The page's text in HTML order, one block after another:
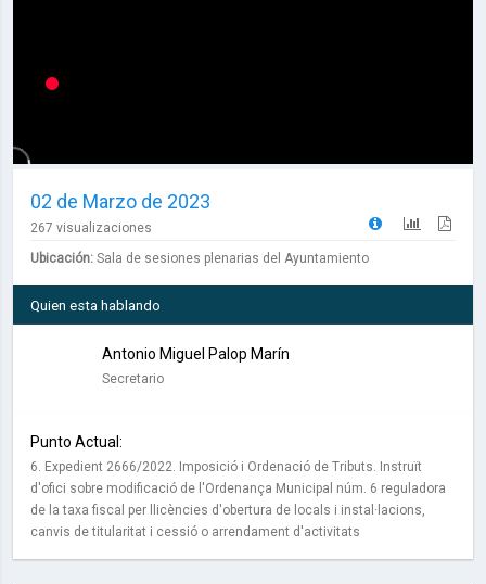
02 de Marzo de 2023
267 visualizaciones
Ubicación: Sala de sesiones plenarias del Ayuntamiento
Quien esta hablando
Antonio Miguel Palop Marín
Secretario
Punto Actual:
6. Expedient 2666/2022. Imposició i Ordenació de Tributs. Instruït
d'ofici sobre modificació de l'Ordenança Municipal núm. 6 reguladora
de la taxa fiscal per llicències d'obertura de locals i instal·lacions,
canvis de titularitat i cessió o arrendament d'activitats